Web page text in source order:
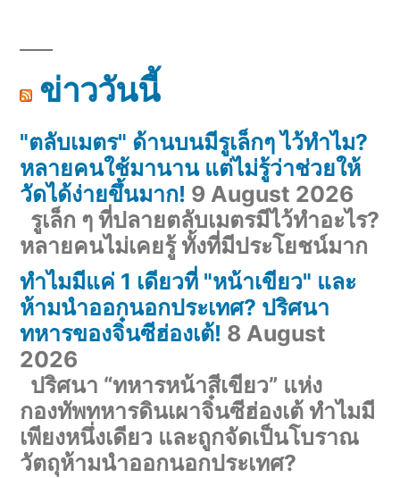
ข่าววันนี้
"ตลับเมตร" ด้านบนมีรูเล็กๆ ไว้ทำไม?
หลายคนใช้มานาน แต่ไม่รู้ว่าช่วยให้
วัดได้ง่ายขึ้นมาก! 9 August 2026
รูเล็ก ๆ ที่ปลายตลับเมตรมีไว้ทำอะไร?
หลายคนไม่เคยรู้ ทั้งที่มีประโยชน์มาก
ทำไมมีแค่ 1 เดียวที่ "หน้าเขียว" และ
ห้ามนำออกนอกประเทศ? ปริศนา
ทหารของจิ๋นซีฮ่องเต้! 8 August
2026
ปริศนา “ทหารหน้าสีเขียว” แห่ง
กองทัพทหารดินเผาจิ๋นซีฮ่องเต้ ทำไมมี
เพียงหนึ่งเดียว และถูกจัดเป็นโบราณ
วัตถุห้ามนำออกนอกประเทศ?